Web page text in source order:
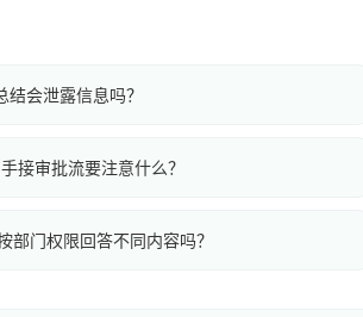
结会泄露信息吗？
接审批流要注意什么？
部门权限回答不同内容吗？